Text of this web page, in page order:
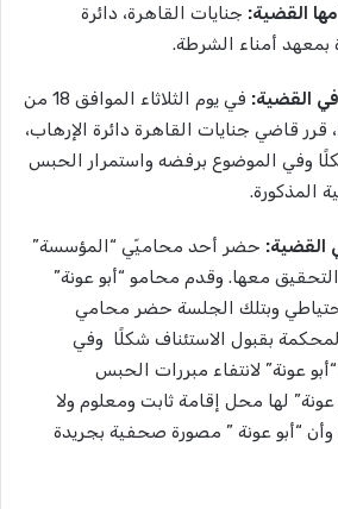
القضية: جنايات القاهرة، دائرة
بمعهد أمناء الشرطة.
في القضية:
في يوم الثلاثاء الموافق 18 من
شهر ديسمبر 2018، قرر قاضي جنايات القاهرة دائرة الإرهاب،
وفي الموضوع برفضه واستمرار الحبس
المذكورة.
القضية: حضر أحد محاميّي “المؤسسة”
معها. وقدم محامو “أبو عونة”
وبتلك الجلسة حضر محامي
بقبول الاستئناف شكلًا وفي
عونة” لانتفاء مبررات الحبس
لها محل إقامة ثابت ومعلوم ولا
“أبو عونة ” مصورة صحفية بجريدة